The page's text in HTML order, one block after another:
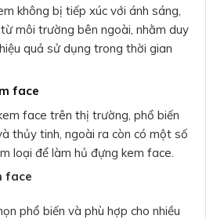
không bị tiếp xúc với ánh sáng,
môi trường bên ngoài, nhằm duy
quả sử dụng trong thời gian
face
face trên thị trường, phổ biến
thủy tinh, ngoài ra còn có một số
loại để làm hủ đựng kem face.
face
phổ biến và phù hợp cho nhiều